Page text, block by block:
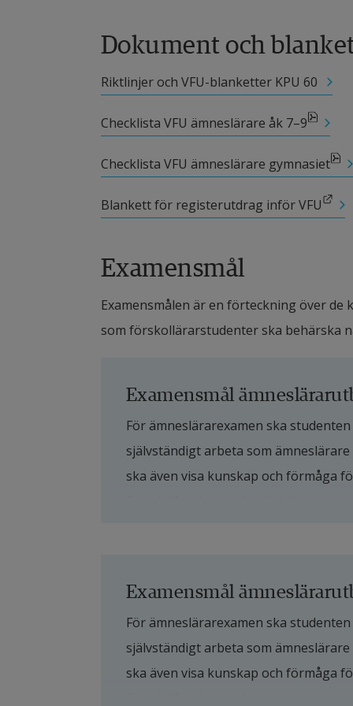
Dokument och
Riktlinjer och VFU-blanketter KPU 60
Checklista VFU ämneslärare åk 7–9
pdf, 21.1 kB, öppnas i nytt fönster.
Checklista VFU ämneslärare gymnasiet
pdf, 21.4 kB, öppnas i nytt fönster.
Blankett för registerutdrag inför VFU
Länk till annan webbplats.
Examensmål
Examensmålen är en förteckning över
som förskollärarstudenter ska behärska
Examensmål
För ämneslärarexamen ska
självständigt arbeta som
ska även visa kunskap och förmåga
visa sådana ämneskunskaper
över ämnesstudiernas
detta område och insikt i
Examensmål
För ämneslärarexamen ska
självständigt arbeta som
ska även visa kunskap och förmåga